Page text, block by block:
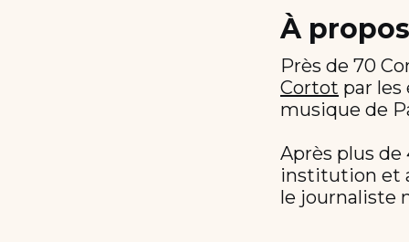
À
Près de 70
Cortot par les
musique de
Après plus de
institution et
le journaliste